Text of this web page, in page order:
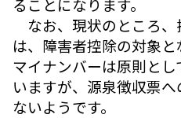
なお、現状のところ、
は、障害者控除の対象
マイナンバーは原則と
いますが、源泉徴収票
ないようです。